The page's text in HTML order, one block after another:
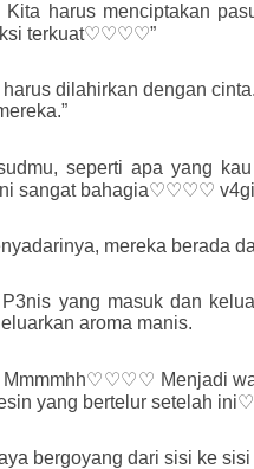
harus menciptakan
terkuat♡♡♡♡”
dilahirkan dengan
seperti apa yang
sangat bahagia♡♡♡♡
mereka berada
yang masuk dan
aroma manis.
Menjadi
yang bertelur setelah
bergoyang dari sisi ke